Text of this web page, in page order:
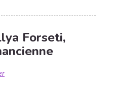
Forseti,